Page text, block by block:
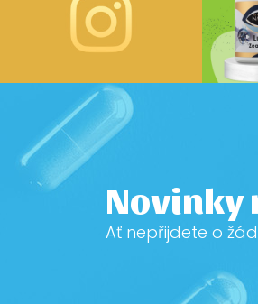
Novinky
Ať nepřijdete o